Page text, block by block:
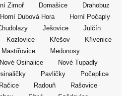
Zimoř Domašice
Drahobuz
Horní Dubová Hora
Horní Počaply
Ješovice
Julčín
Kozlovice Křešov
Křivenice
Mastířovice
Medonosy
Nové Osinalice
Nové Tupadly
Pavličky
Počeplice
Račice Radouň
Rašovice